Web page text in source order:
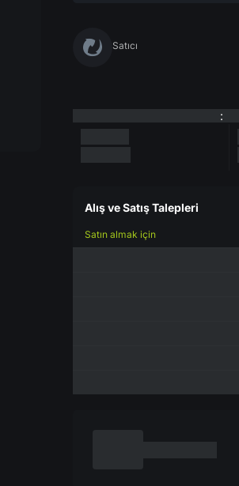
Satıcı
:
Alış ve Satış Talepleri
Satın almak için